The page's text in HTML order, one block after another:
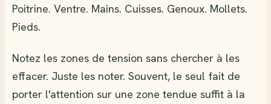
Poitrine. Ventre. Mains. Cuisses. Genoux. Mollets.
Pieds.
Notez les zones de tension sans chercher à les
effacer. Juste les noter. Souvent, le seul fait de
porter l'attention sur une zone tendue suffit à la